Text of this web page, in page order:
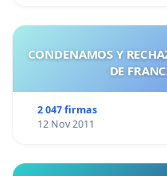
CONDENAMOS Y
DE
2 047 firmas
12 Nov 2011